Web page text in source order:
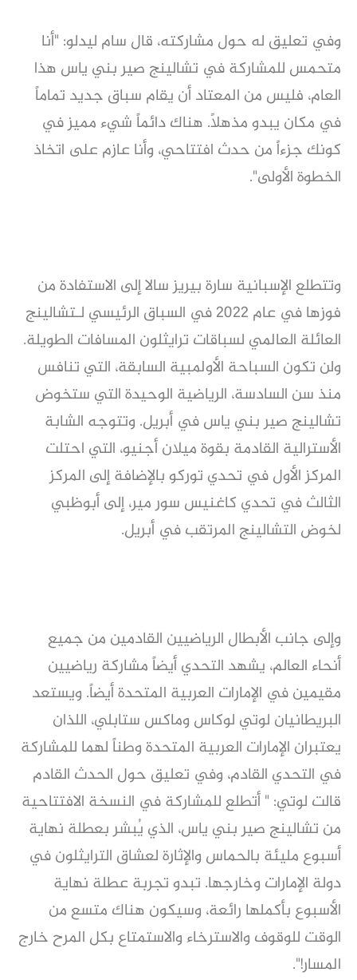
وفي تعليق له حول مشاركته، قال سام ليدلو: "أنا
متحمس للمشاركة في تشالينج صير بني ياس هذا
العام، فليس من المعتاد أن يقام سباق جديد تماماً
في مكان يبدو مذهلاً. هناك دائماً شيء مميز في
كونك جزءاً من حدث افتتاحي، وأنا عازم على اتخاذ
الخطوة الأولى".
وتتطلع الإسبانية سارة بيريز سالا إلى الاستفادة من
فوزها في عام 2022 في السباق الرئيسي لـتشالينج
العائلة العالمي لسباقات ترايثلون المسافات الطويلة.
ولن تكون السباحة الأولمبية السابقة، التي تنافس
منذ سن السادسة، الرياضية الوحيدة التي ستخوض
تشالينج صير بني ياس في أبريل. وتتوجه الشابة
الأسترالية القادمة بقوة ميلان أجنيو، التي احتلت
المركز الأول في تحدي توركو بالإضافة إلى المركز
الثالث في تحدي كاغنيس سور مير، إلى أبوظبي
لخوض التشالينج المرتقب في أبريل.
وإلى جانب الأبطال الرياضيين القادمين من جميع
أنحاء العالم، يشهد التحدي أيضاً مشاركة رياضيين
مقيمين في الإمارات العربية المتحدة أيضاً. ويستعد
البريطانيان لوتي لوكاس وماكس ستابلي، اللذان
يعتبران الإمارات العربية المتحدة وطناً لهما للمشاركة
في التحدي القادم، وفي تعليق حول الحدث القادم
قالت لوتي: " أتطلع للمشاركة في النسخة الافتتاحية
من تشالينج صير بني ياس، الذي يُبشر بعطلة نهاية
أسبوع مليئة بالحماس والإثارة لعشاق الترايثلون في
دولة الإمارات وخارجها. تبدو تجربة عطلة نهاية
الأسبوع بأكملها رائعة، وسيكون هناك متسع من
الوقت للوقوف والاسترخاء والاستمتاع بكل المرح خارج
المسار!".